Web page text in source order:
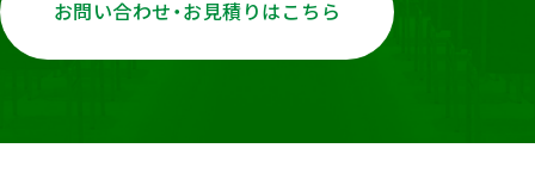
お問い合わせ・お見積りはこちら